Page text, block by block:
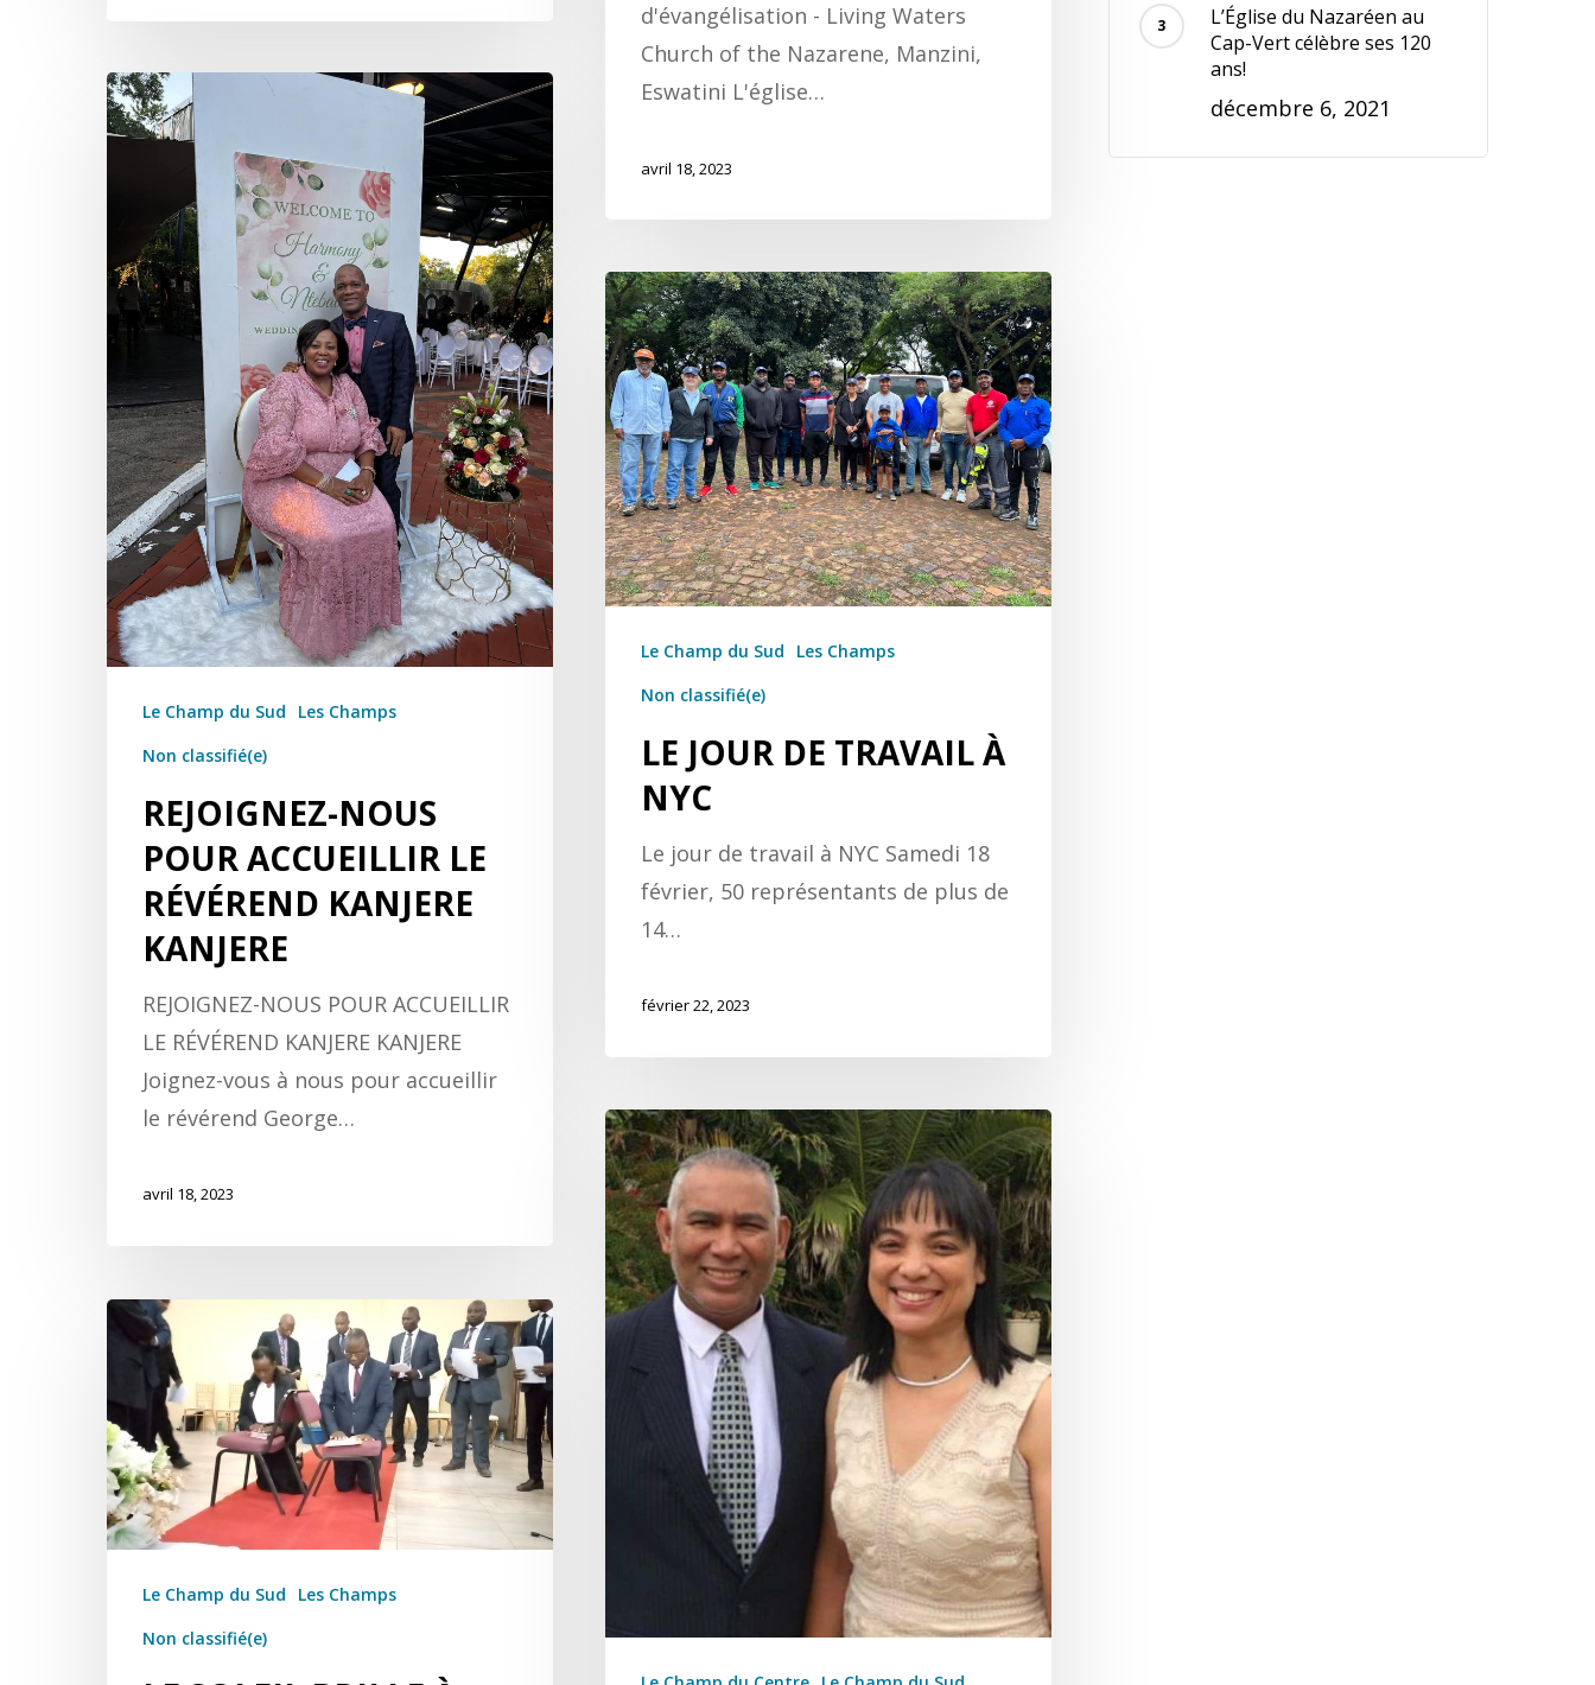
d'évangélisation - Living Waters
Church of the Nazarene, Manzini,
Eswatini L'église…
avril 18, 2023
Le Champ du Sud
Les Champs
Non classifié(e)
REJOIGNEZ-NOUS
POUR ACCUEILLIR LE
RÉVÉREND KANJERE
KANJERE
REJOIGNEZ-NOUS POUR ACCUEILLIR
LE RÉVÉREND KANJERE KANJERE
Joignez-vous à nous pour accueillir
le révérend George…
avril 18, 2023
Le Champ du Sud
Les Champs
Non classifié(e)
LE JOUR DE TRAVAIL À
NYC
Le jour de travail à NYC Samedi 18
février, 50 représentants de plus de
14…
février 22, 2023
Le Champ du Sud
Les Champs
Non classifié(e)
L’Église du Nazaréen au
Cap-Vert célèbre ses 120
ans!
décembre 6, 2021